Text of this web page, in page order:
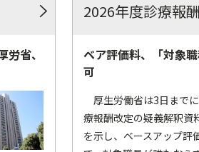
省、
2026年度診療報
ベア評価料、「対象
可
厚生労働省は3日まで
療報酬改定の疑義解釈資
を示し、ベースアップ評